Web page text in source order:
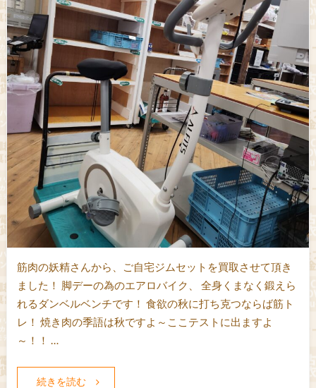
筋肉の妖精さんから、ご自宅ジムセットを買取させて頂き
ました！ 脚デーの為のエアロバイク、 全身くまなく鍛えら
れるダンベルベンチです！ 食欲の秋に打ち克つならば筋ト
レ！ 焼き肉の季語は秋ですよ～ここテストに出ますよ
～！！ …
続きを読む